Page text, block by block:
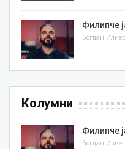
Филипче
Богдан
Колумни
Филипче
Богдан